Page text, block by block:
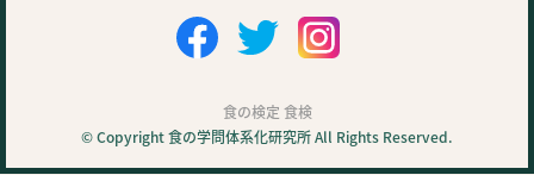
食の検定 食検
© Copyright 食の学問体系化研究所 All Rights Reserved.